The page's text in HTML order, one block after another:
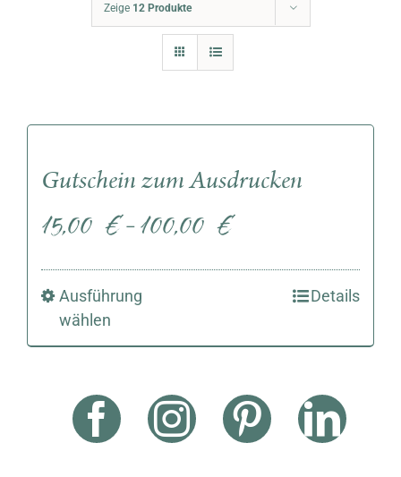
Zeige 12 Produkte
Gutschein zum Ausdrucken
15,00€ – 100,00€
Ausführung
wählen
Details